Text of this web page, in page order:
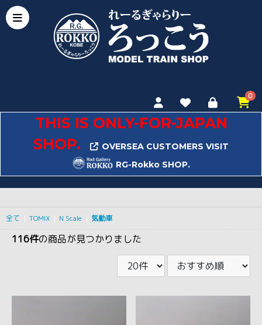
0
THIS IS ONLY-FOR-JAPAN
SHOP.
OVERSEA CUSTOMERS VISIT
RG-Rokko SHOP.
全て | TOMIX | N Scale | 気動車
116件の商品が見つかりました